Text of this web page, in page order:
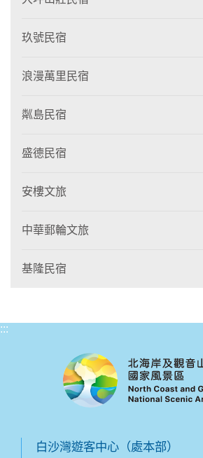
玖號民宿
浪漫萬里民宿
粼島民宿
盛德民宿
安樓文旅
中華郵輪文旅
基隆民宿
:::
白沙灣遊客中心（處本部）